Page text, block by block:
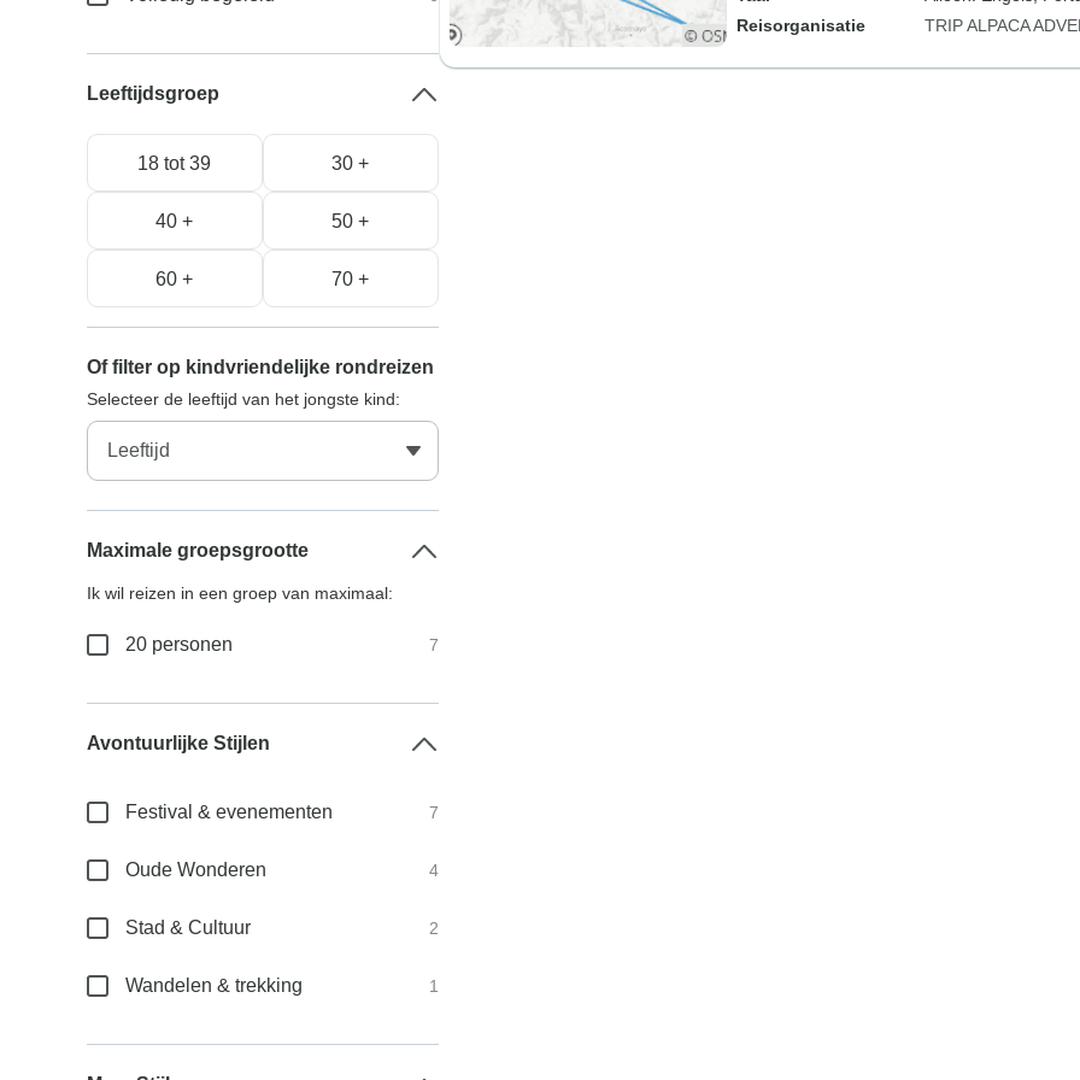
Reisorganisatie
TRIP ALPACA
Leeftijdsgroep
18 tot 39 30 +
40 + 50 +
60 + 70 +
Of filter op kindvriendelijke rondreizen
Selecteer de leeftijd van het jongste kind:
Maximale groepsgrootte
Ik wil reizen in een groep van maximaal:
20 personen 7
Avontuurlijke Stijlen
Festival & evenementen 7
Oude Wonderen 4
Stad & Cultuur 2
Wandelen & trekking 1